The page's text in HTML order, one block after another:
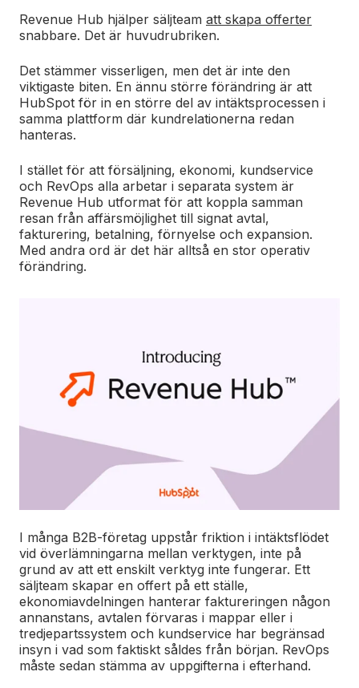
Revenue Hub hjälper säljteam att skapa offerter
snabbare. Det är huvudrubriken.
Det stämmer visserligen, men det är inte den
viktigaste biten. En ännu större förändring är att
HubSpot för in en större del av intäktsprocessen i
samma plattform där kundrelationerna redan
hanteras.
I stället för att försäljning, ekonomi, kundservice
och RevOps alla arbetar i separata system är
Revenue Hub utformat för att koppla samman
resan från affärsmöjlighet till signat avtal,
fakturering, betalning, förnyelse och expansion.
Med andra ord är det här alltså en stor operativ
förändring.
I många B2B-företag uppstår friktion i intäktsflödet
vid överlämningarna mellan verktygen, inte på
grund av att ett enskilt verktyg inte fungerar. Ett
säljteam skapar en offert på ett ställe,
ekonomiavdelningen hanterar faktureringen någon
annanstans, avtalen förvaras i mappar eller i
tredjepartssystem och kundservice har begränsad
insyn i vad som faktiskt såldes från början. RevOps
måste sedan stämma av uppgifterna i efterhand.